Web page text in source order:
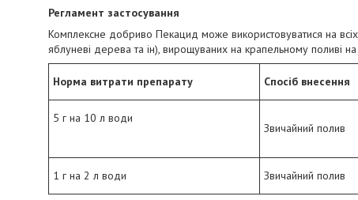
Регламент застосування
Комплексне добриво Пекацид може використовуватися на всіх
яблуневі дерева та ін), вирощуваних на крапельному поливі
Норма витрати препарату Спосіб внесення
5 г на 10 л води
Звичайний полив
1 г на 2 л води Звичайний полив